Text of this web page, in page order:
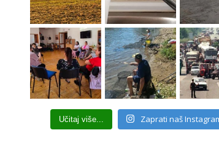
Učitaj više... Zaprati naš